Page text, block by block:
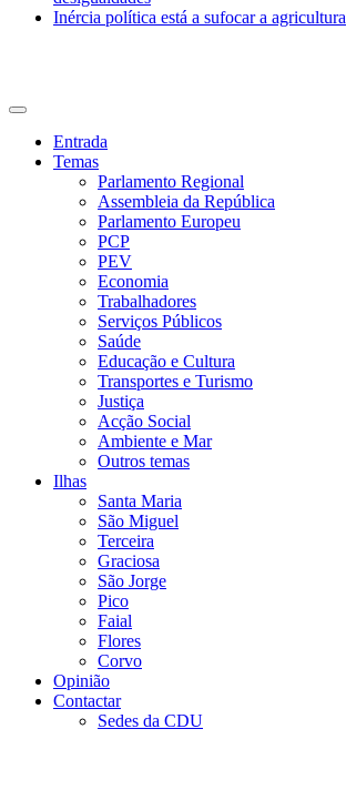
Inércia política está a sufocar a agricultura
Entrada
Temas
Parlamento Regional
Assembleia da República
Parlamento Europeu
PCP
PEV
Economia
Trabalhadores
Serviços Públicos
Saúde
Educação e Cultura
Transportes e Turismo
Justiça
Acção Social
Ambiente e Mar
Outros temas
Ilhas
Santa Maria
São Miguel
Terceira
Graciosa
São Jorge
Pico
Faial
Flores
Corvo
Opinião
Contactar
Sedes da CDU